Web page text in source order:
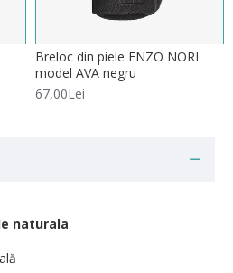
Breloc din piele ENZO NORI
model AVA negru
67,00Lei
naturala